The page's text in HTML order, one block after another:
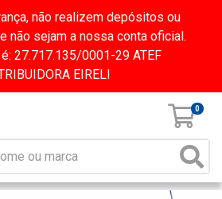
não realizem depósitos ou
não sejam a nossa conta oficial.
27.717.135/0001-29 ATEF
EIRELI
0